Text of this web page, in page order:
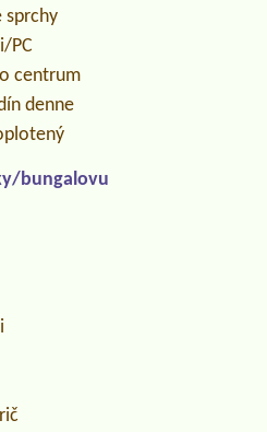
sprchy
PC
centrum
denne
bungalovu